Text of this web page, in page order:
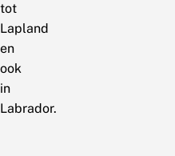
tot
Lapland
en
ook
in
Labrador.